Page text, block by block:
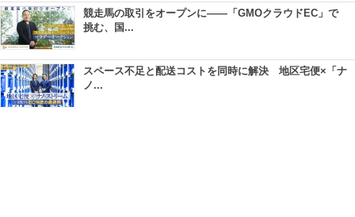
競走馬の取引をオープンに――「GMOクラウドEC」で
挑む、国...
スペース不足と配送コストを同時に解決 地区宅便×「ナ
ノ...